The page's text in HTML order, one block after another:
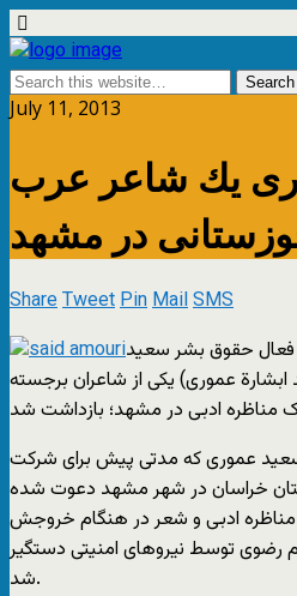
July 11, 2013
یك شاعر عرب
در مشهد
ShareTweetPinMailSMS
فعال حقوق بشر سعید
عموری) یكی از شاعران برجسته
عموری که مدتی پیش برای شركت
خراسان در شهر مشهد دعوت شده
پس از پایان مناظره ادبی و شعر در هنگام خروجش
رضوی توسط نیروهای امنیتی دستگیر
شد.